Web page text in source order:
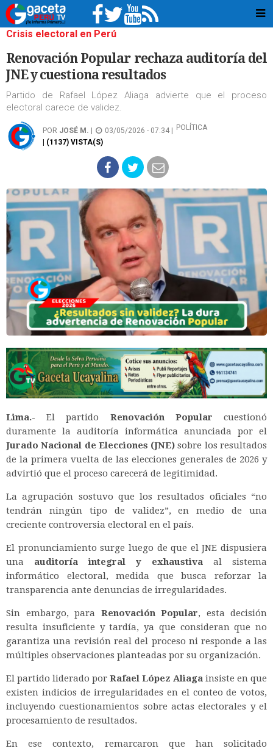
Crisis electoral en Perú
Renovación Popular rechaza auditoría del
JNE y cuestiona resultados
Partido de Rafael López Aliaga advierte que el proceso
electoral carece de validez.
POR JOSÉ M. 03/05/2026 - 07:34 |
POLÍTICA
| (1137) VISTA(S)
Lima.- El partido Renovación Popular cuestionó
duramente la auditoría informática anunciada por el
Jurado Nacional de Elecciones (JNE) sobre los resultados
de la primera vuelta de las elecciones generales de 2026 y
advirtió que el proceso carecerá de legitimidad.
La agrupación sostuvo que los resultados oficiales “no
tendrán ningún tipo de validez”, en medio de una
creciente controversia electoral en el país.
El pronunciamiento surge luego de que el JNE dispusiera
una auditoría integral y exhaustiva al sistema
informático electoral, medida que busca reforzar la
transparencia ante denuncias de irregularidades.
Sin embargo, para Renovación Popular, esta decisión
resulta insuficiente y tardía, ya que consideran que no
garantiza una revisión real del proceso ni responde a las
múltiples observaciones planteadas por su organización.
El partido liderado por Rafael López Aliaga insiste en que
existen indicios de irregularidades en el conteo de votos,
incluyendo cuestionamientos sobre actas electorales y el
procesamiento de resultados.
En ese contexto, remarcaron que han solicitado